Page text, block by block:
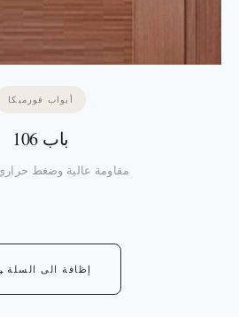
أبواب فورميكا
باب 106
مقاومة عالية وضغط
إظافة الى السلة